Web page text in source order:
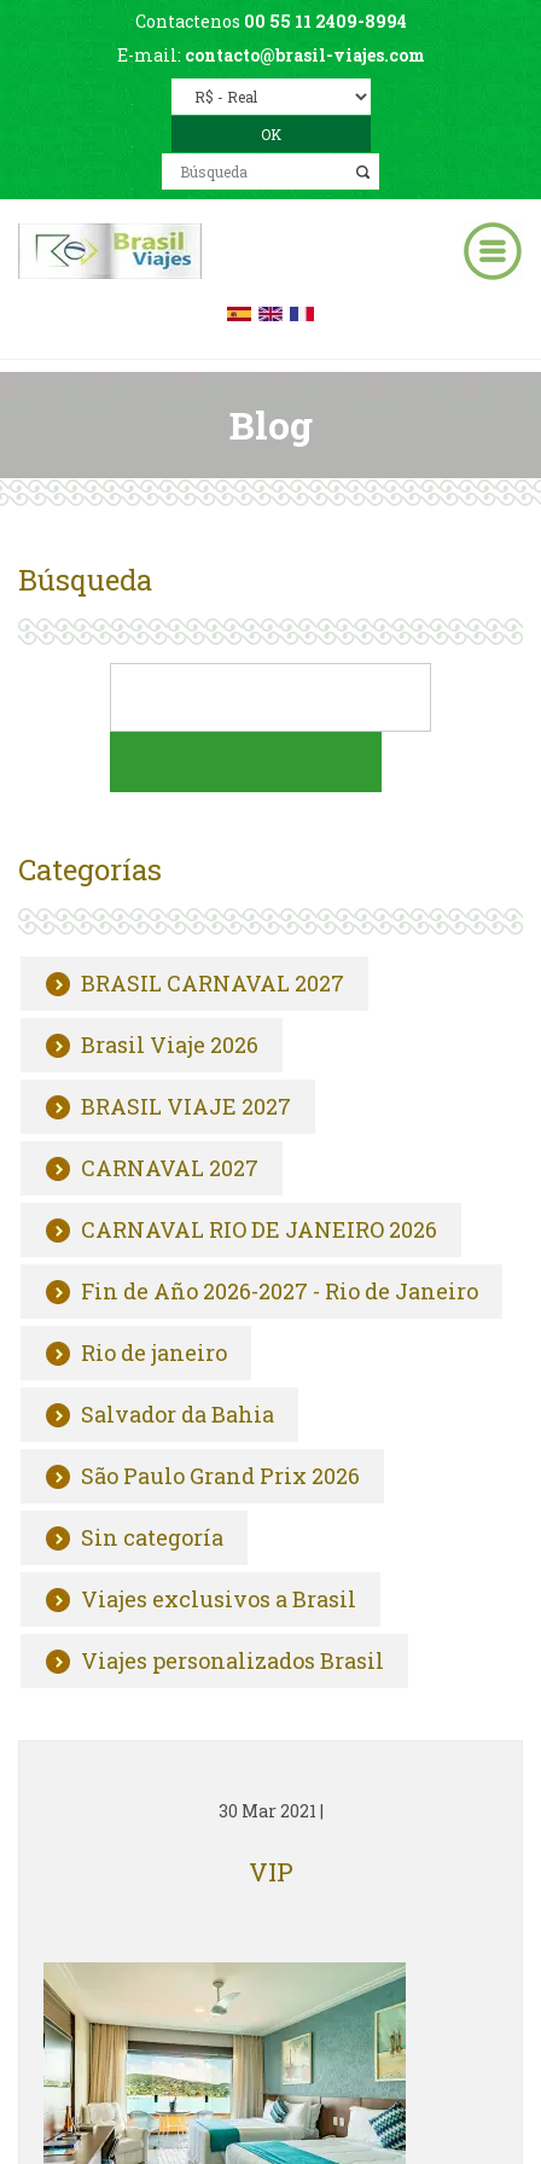
Contactenos 00 55 11 2409-8994
E-mail: contacto@brasil-viajes.com
Blog
Búsqueda
Categorías
BRASIL CARNAVAL 2027
Brasil Viaje 2026
BRASIL VIAJE 2027
CARNAVAL 2027
CARNAVAL RIO DE JANEIRO 2026
Fin de Año 2026-2027 - Rio de Janeiro
Rio de janeiro
Salvador da Bahia
São Paulo Grand Prix 2026
Sin categoría
Viajes exclusivos a Brasil
Viajes personalizados Brasil
30 Mar 2021 |
VIP